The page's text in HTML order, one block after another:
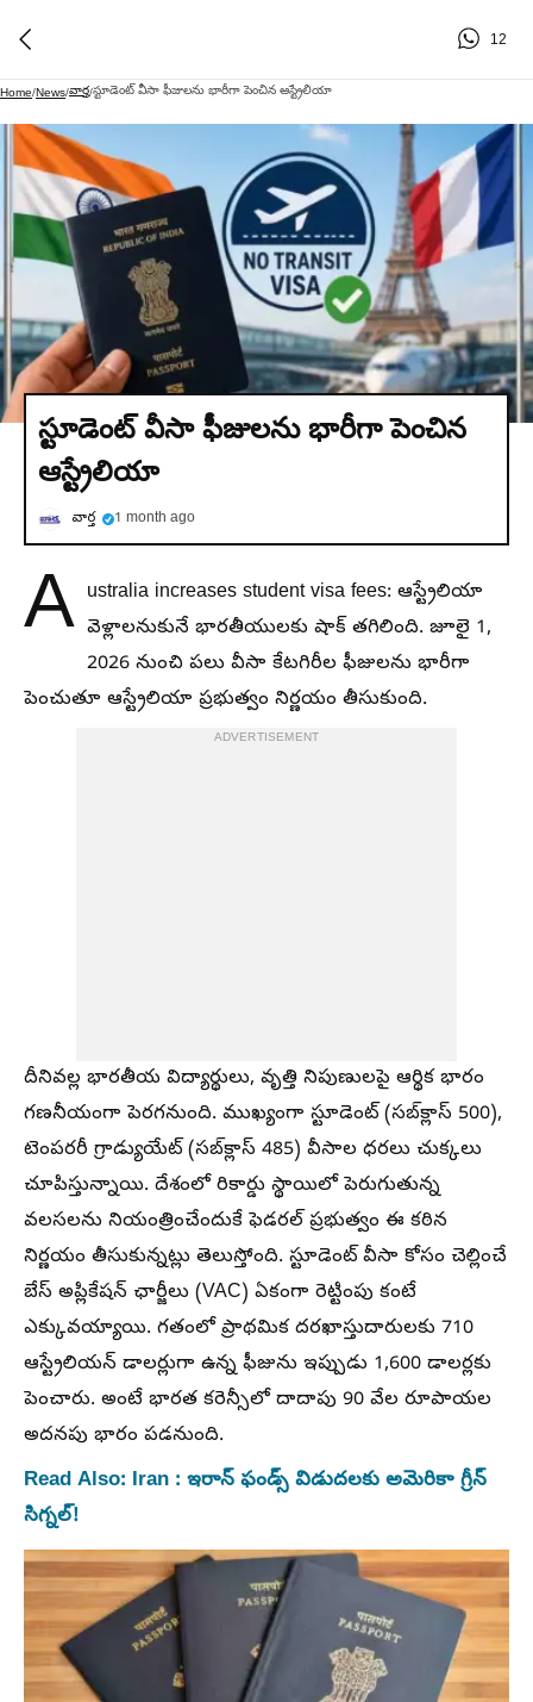
12
Home/News/వార్త/స్టూడెంట్ వీసా ఫీజులను భారీగా పెంచిన ఆస్ట్రేలియా
స్టూడెంట్ వీసా ఫీజులను భారీగా పెంచిన
ఆస్ట్రేలియా
వార్త 1 month ago
A ustralia increases student visa fees: ఆస్ట్రేలియా
వెళ్లాలనుకునే భారతీయులకు షాక్ తగిలింది. జూలై 1,
2026 నుంచి పలు వీసా కేటగిరీల ఫీజులను భారీగా
పెంచుతూ ఆస్ట్రేలియా ప్రభుత్వం నిర్ణయం తీసుకుంది.
ADVERTISEMENT
దీనివల్ల భారతీయ విద్యార్థులు, వృత్తి నిపుణులపై ఆర్థిక భారం
గణనీయంగా పెరగనుంది. ముఖ్యంగా స్టూడెంట్ (సబ్‌క్లాస్ 500),
టెంపరరీ గ్రాడ్యుయేట్ (సబ్‌క్లాస్ 485) వీసాల ధరలు చుక్కలు
చూపిస్తున్నాయి. దేశంలో రికార్డు స్థాయిలో పెరుగుతున్న
వలసలను నియంత్రించేందుకే ఫెడరల్ ప్రభుత్వం ఈ కఠిన
నిర్ణయం తీసుకున్నట్లు తెలుస్తోంది. స్టూడెంట్ వీసా కోసం చెల్లించే
బేస్ అప్లికేషన్ ఛార్జీలు (VAC) ఏకంగా రెట్టింపు కంటే
ఎక్కువయ్యాయి. గతంలో ప్రాథమిక దరఖాస్తుదారులకు 710
ఆస్ట్రేలియన్ డాలర్లుగా ఉన్న ఫీజును ఇప్పుడు 1,600 డాలర్లకు
పెంచారు. అంటే భారత కరెన్సీలో దాదాపు 90 వేల రూపాయల
అదనపు భారం పడనుంది.
Read Also: Iran : ఇరాన్ ఫండ్స్ విడుదలకు అమెరికా గ్రీన్
సిగ్నల్!